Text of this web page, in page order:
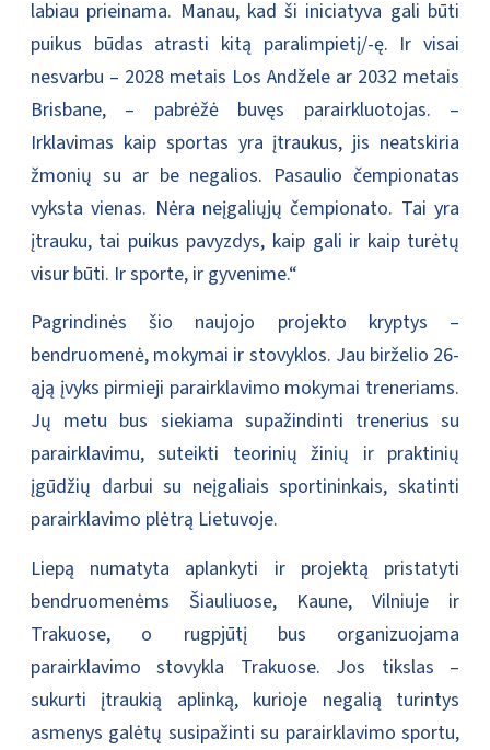
labiau prieinama. Manau, kad ši iniciatyva gali būti
puikus būdas atrasti kitą paralimpietį/-ę. Ir visai
nesvarbu – 2028 metais Los Andžele ar 2032 metais
Brisbane, – pabrėžė buvęs parairkluotojas. –
Irklavimas kaip sportas yra įtraukus, jis neatskiria
žmonių su ar be negalios. Pasaulio čempionatas
vyksta vienas. Nėra neįgaliųjų čempionato. Tai yra
įtrauku, tai puikus pavyzdys, kaip gali ir kaip turėtų
visur būti. Ir sporte, ir gyvenime.“
Pagrindinės šio naujojo projekto kryptys –
bendruomenė, mokymai ir stovyklos. Jau birželio 26-
ąją įvyks pirmieji parairklavimo mokymai treneriams.
Jų metu bus siekiama supažindinti trenerius su
parairklavimu, suteikti teorinių žinių ir praktinių
įgūdžių darbui su neįgaliais sportininkais, skatinti
parairklavimo plėtrą Lietuvoje.
Liepą numatyta aplankyti ir projektą pristatyti
bendruomenėms Šiauliuose, Kaune, Vilniuje ir
Trakuose, o rugpjūtį bus organizuojama
parairklavimo stovykla Trakuose. Jos tikslas –
sukurti įtraukią aplinką, kurioje negalią turintys
asmenys galėtų susipažinti su parairklavimo sportu,